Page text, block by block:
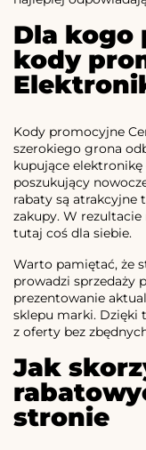
Dla kogo
kody
Kody promocyjne
szerokiego grona
kupujące
poszukujący
rabaty są atrakcyjne
zakupy. W
tutaj coś dla siebie.
Warto pamiętać, że
prowadzi sprzedaży
prezentowanie
sklepu marki. Dzięki
z oferty bez
Jak
stronie